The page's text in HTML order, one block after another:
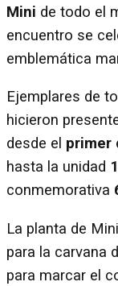
Mini de todo el
encuentro se
emblemática
Ejemplares de
hicieron
desde el primer
hasta la unidad
conmemorativa
La planta de
para la carvana
para marcar el